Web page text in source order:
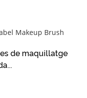
de maquillatge